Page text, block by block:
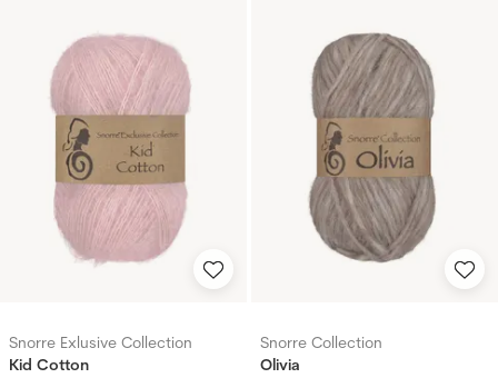
Snorre Exlusive Collection
Kid Cotton
Snorre Collection
Olivia